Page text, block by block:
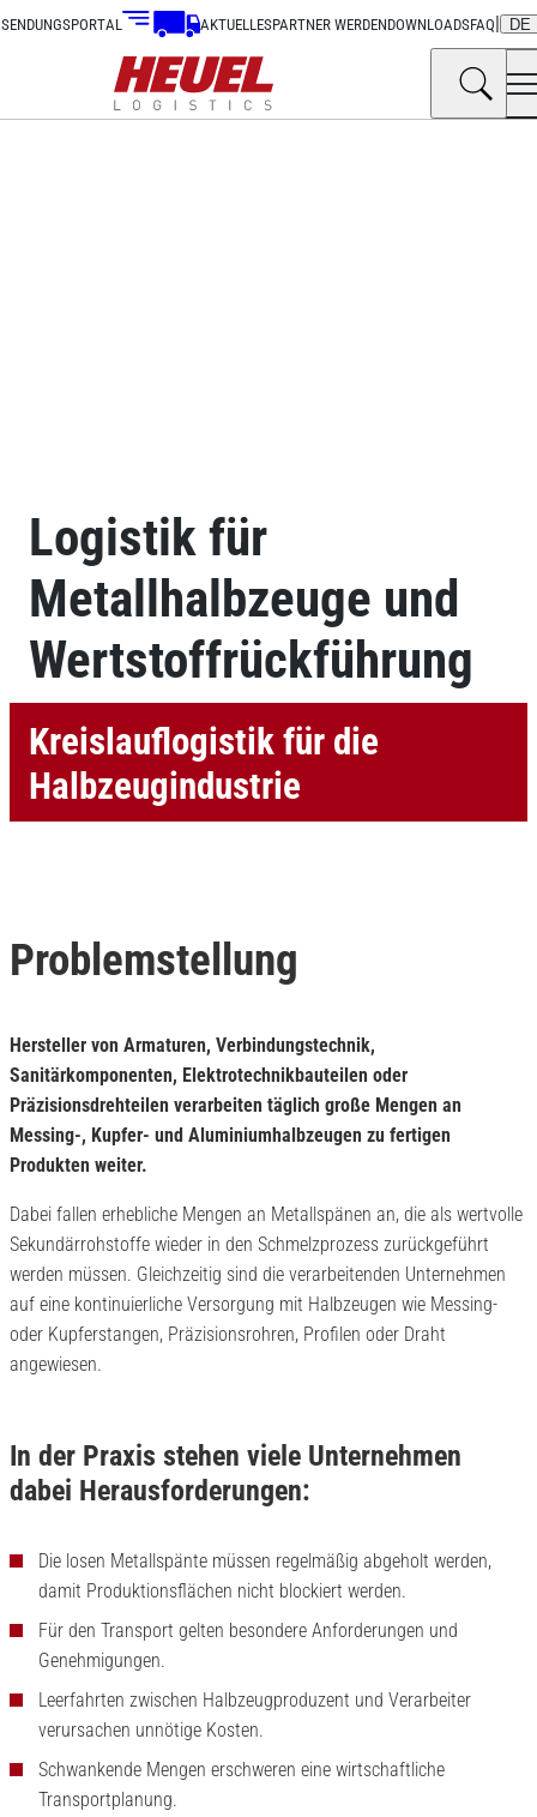
SENDUNGSPORTAL AKTUELLESPARTNER WERDENDOWNLOADSFAQ| DE
Logistik für
Metallhalbzeuge und
Wertstoffrückführung
Kreislauflogistik für die
Halbzeugindustrie
Problemstellung
Hersteller von Armaturen, Verbindungstechnik,
Sanitärkomponenten, Elektrotechnikbauteilen oder
Präzisionsdrehteilen verarbeiten täglich große Mengen an
Messing-, Kupfer- und Aluminiumhalbzeugen zu fertigen
Produkten weiter.
Dabei fallen erhebliche Mengen an Metallspänen an, die als wertvolle
Sekundärrohstoffe wieder in den Schmelzprozess zurückgeführt
werden müssen. Gleichzeitig sind die verarbeitenden Unternehmen
auf eine kontinuierliche Versorgung mit Halbzeugen wie Messing-
oder Kupferstangen, Präzisionsrohren, Profilen oder Draht
angewiesen.
In der Praxis stehen viele Unternehmen
dabei Herausforderungen:
Die losen Metallspänte müssen regelmäßig abgeholt werden,
damit Produktionsflächen nicht blockiert werden.
Für den Transport gelten besondere Anforderungen und
Genehmigungen.
Leerfahrten zwischen Halbzeugproduzent und Verarbeiter
verursachen unnötige Kosten.
Schwankende Mengen erschweren eine wirtschaftliche
Transportplanung.